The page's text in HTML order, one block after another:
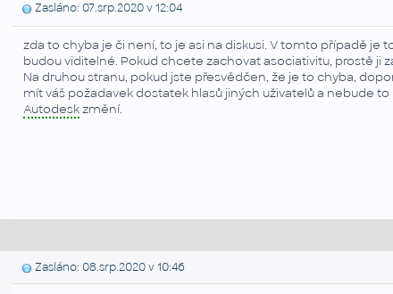
Zasláno: 07.srp.2020 v 12:04
zda to chyba je či není, to je asi na diskusi. V tomto případě je
budou viditelné. Pokud chcete zachovat asociativitu, prostě ji
Na druhou stranu, pokud jste přesvědčen, že je to chyba,
mít váš požadavek dostatek hlasů jiných uživatelů a nebude
Autodeskzmění.
Zasláno: 08.srp.2020 v 10:46